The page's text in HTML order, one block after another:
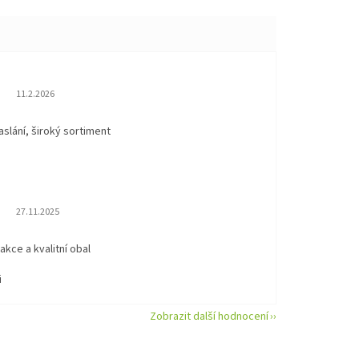
Hodnocení obchodu je 5 z 5 hvězdiček.
11.2.2026
široký sortiment
Hodnocení obchodu je 5 z 5 hvězdiček.
27.11.2025
a kvalitní obal
Zobrazit další hodnocení